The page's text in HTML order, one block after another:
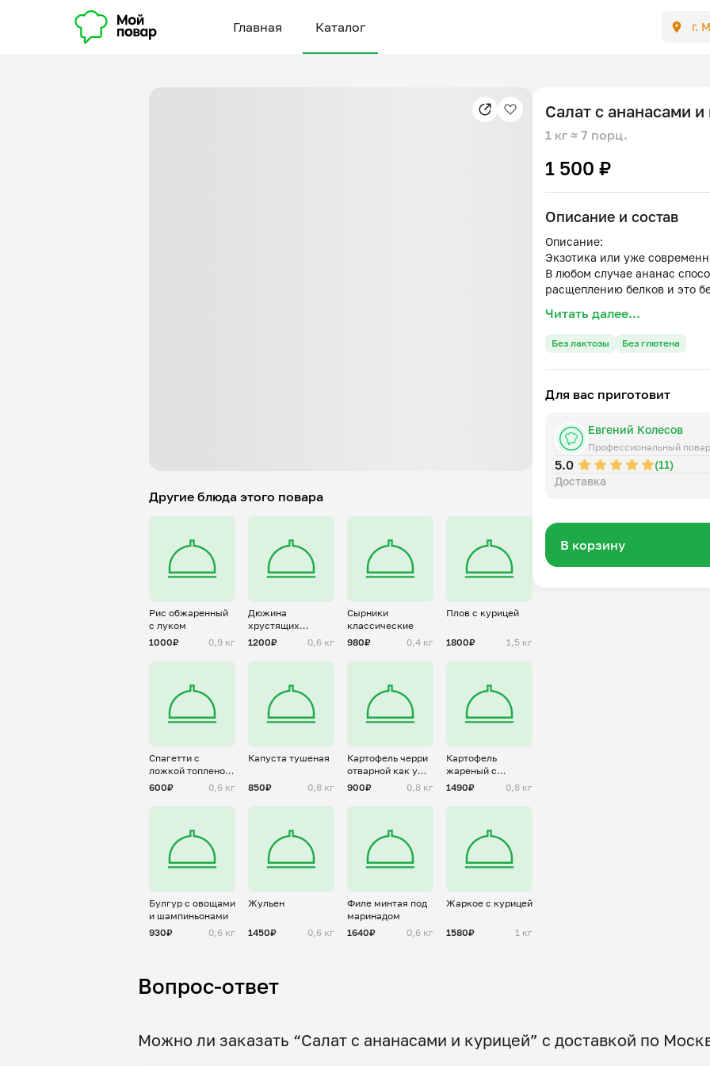
Главная Каталог г.
Другие блюда этого повара
Рис обжаренный
с луком
1000₽
0,9 кг
Дюжина
хрустящих
блинов с
топленым маслом
1200₽ 0,6 кг
Сырники
классические
980₽
0,4 кг
Плов с курицей
1800₽ 1,5 кг
Спагетти с
ложкой топленого
масла
600₽ 0,6 кг
Капуста тушеная
850₽ 0,8 кг
Картофель черри
отварной как у
бабушки
900₽ 0,8 кг
Картофель
жареный с
грибами и
1490₽ 0,8 кг
Булгур с овощами
и шампиньонами
930₽
0,6 кг
Жульен
1450₽ 0,6 кг
Филе минтая под
маринадом
1640₽
0,6 кг
Жаркое с курицей
1580₽ 1 кг
Салат с ананасами
1 кг ≈ 7 порц.
1 500 ₽
Описание и состав
Описание:
Экзотика или уже
В любом случае ананас
расщеплению белков и это
Состав:
Куриное филе, ананасы
консервированная
майонез домашний (масло
Читать далее...
Без лактозы Без глютена
Для вас приготовит
Евгений Колесов
Профессиональный повар
5.0
(11)
Доставка
В корзину
Вопрос-ответ
Можно ли заказать “Салат с ананасами и курицей” с доставкой по